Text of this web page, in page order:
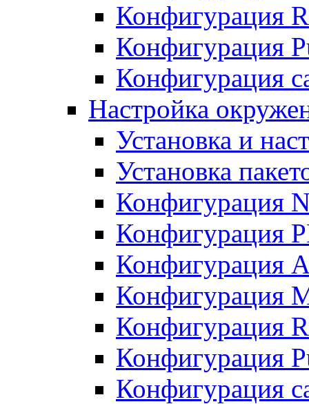
Конфигурация
Конфигурация
Конфигурация
Настройка
Установка и
Установка
Конфигурация
Конфигурация
Конфигурация
Конфигурация
Конфигурация
Конфигурация
Конфигурация